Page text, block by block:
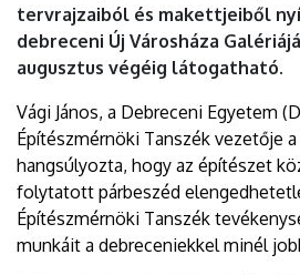
tervrajzaiból és makettjeiből
debreceni Új Városháza
augusztus végéig látogatható.
Vági János, a Debreceni Egyetem
Építészmérnöki Tanszék vezetője
hangsúlyozta, hogy az építészet
folytatott párbeszéd
Építészmérnöki Tanszék
munkáit a debreceniekkel minél